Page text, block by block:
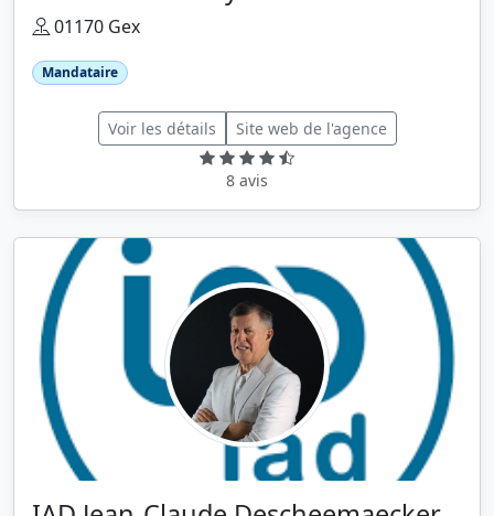
01170 Gex
Mandataire
Voir les détails Site web de l'agence
8 avis